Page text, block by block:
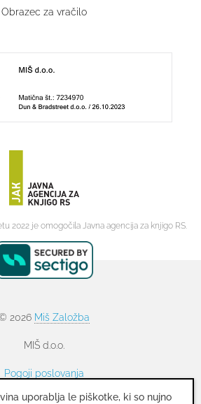
Obrazec za vračilo
2022 je omogočila Javna agencija za knjigo RS.
2026 Miš Založba
MIŠ d.o.o.
Pogoji poslovanja
Politika zasebnosti
uporablja le piškotke, ki so nujno